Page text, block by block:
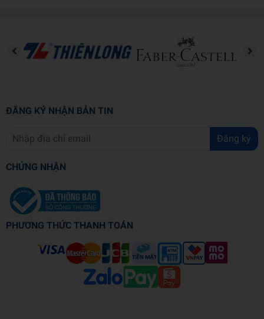
Phần 4:Đáp án và câu trả lời gợi ý
Đáp án chi tiết của bài tập tự luyện và các đề thi thử giúp bạn tự
Mong rằng bộ sách IELTS GO
giúp bạn tự tin chinh phục bài thi IELTS.
ĐĂNG KÝ NHẬN BẢN TIN
Đăng ký
CHỨNG NHẬN
PHƯƠNG THỨC THANH TOÁN